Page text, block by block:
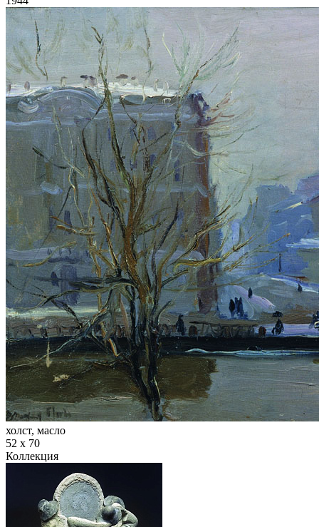
холст, масло
52 х 70
Коллекция